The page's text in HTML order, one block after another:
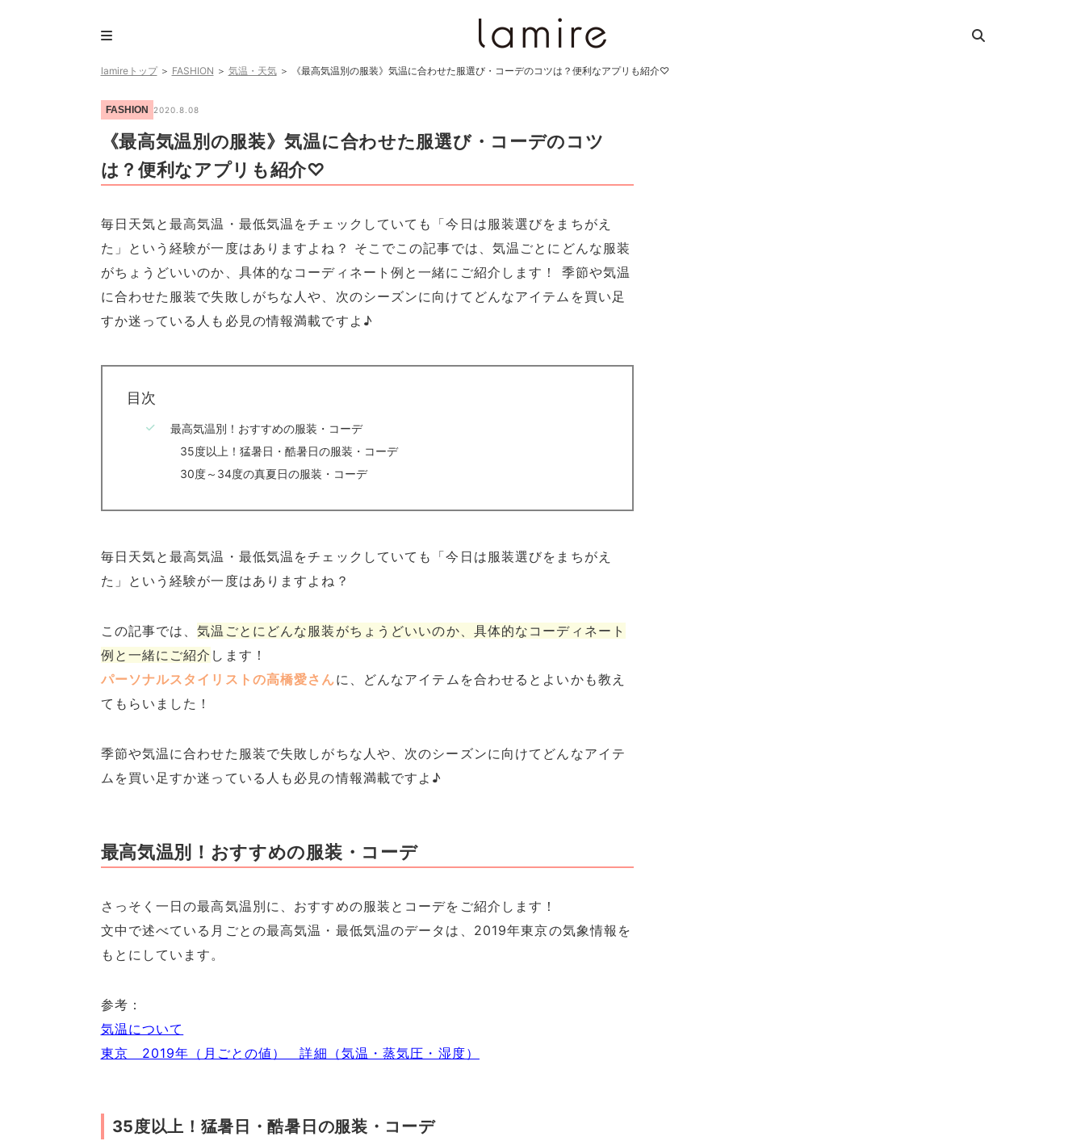
lamireトップ＞ FASHION ＞ 気温・天気＞ 《最高気温別の服装》気温に合わせた服選び・コーデのコツは？便利なアプリも紹介♡
FASHION 2020.8.08
《最高気温別の服装》気温に合わせた服選び・コーデのコツ
は？便利なアプリも紹介♡
毎日天気と最高気温・最低気温をチェックしていても「今日は服装選びをまちがえ
た」という経験が一度はありますよね？ そこでこの記事では、気温ごとにどんな服装
がちょうどいいのか、具体的なコーディネート例と一緒にご紹介します！ 季節や気温
に合わせた服装で失敗しがちな人や、次のシーズンに向けてどんなアイテムを買い足
すか迷っている人も必見の情報満載ですよ♪
目次
最高気温別！おすすめの服装・コーデ
35度以上！猛暑日・酷暑日の服装・コーデ
30度～34度の真夏日の服装・コーデ
毎日天気と最高気温・最低気温をチェックしていても「今日は服装選びをまちがえ
た」という経験が一度はありますよね？
この記事では、気温ごとにどんな服装がちょうどいいのか、具体的なコーディネート
例と一緒にご紹介 します！
パーソナルスタイリストの高橋愛さんに、どんなアイテムを合わせるとよいかも教え
てもらいました！
季節や気温に合わせた服装で失敗しがちな人や、次のシーズンに向けてどんなアイテ
ムを買い足すか迷っている人も必見の情報満載ですよ♪
最高気温別！おすすめの服装・コーデ
さっそく一日の最高気温別に、おすすめの服装とコーデをご紹介します！
文中で述べている月ごとの最高気温・最低気温のデータは、2019年東京の気象情報を
もとにしています。
参考：
気温について
東京 2019年（月ごとの値） 詳細（気温・蒸気圧・湿度）
35度以上！猛暑日・酷暑日の服装・コーデ